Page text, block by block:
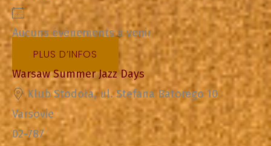
Aucuns évènements à venir
PLUS D’INFOS
Warsaw Summer Jazz Days
Klub Stodoła, ul. Stefana Batorego 10
Varsovie
02-787